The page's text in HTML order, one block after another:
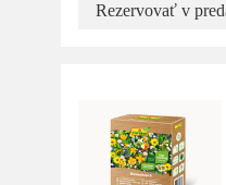
Rezervovať v